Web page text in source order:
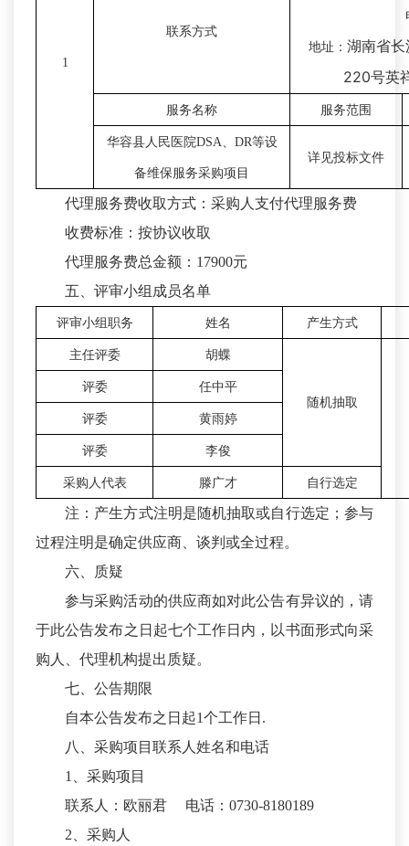
1
联系方式
地址： 湖南省长
220号英
服务名称 服务范围
华容县人民医院DSA、 DR等设
备维保服务采购项目
详见投标文件
代理服务费收取方式：采购人支付代理服务费
收费标准：按协议收取
代理服务费总金额：17900元
五、评审小组成员名单
评审小组职务 姓名 产生方式
主任评委 胡蝶
随机抽取
评委 任中平
评委 黄雨婷
评委 李俊
采购人代表 滕广才 自行选定
注：产生方式注明是随机抽取或自行选定；参与
过程注明是确定供应商、谈判或全过程。
六、质疑
参与采购活动的供应商如对此公告有异议的，请
于此公告发布之日起七个工作日内，以书面形式向采
购人、代理机构提出质疑。
七、公告期限
自本公告发布之日起1个工作日.
八、采购项目联系人姓名和电话
1、采购项目
联系人：欧丽君 电话：0730-8180189
2、采购人